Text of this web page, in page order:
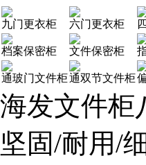
九门更衣柜 六门更衣柜
档案保密柜 文件保密柜
通玻门文件柜通双节文件柜
海发文件柜
坚固/耐用/